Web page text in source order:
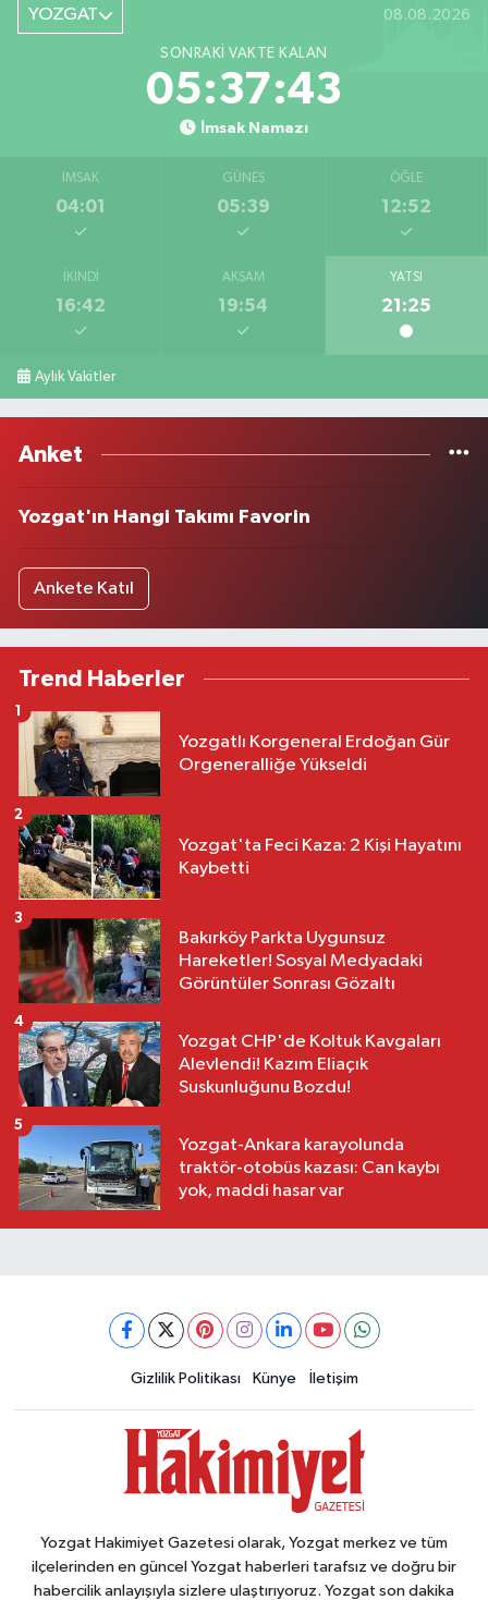
YOZGAT 08.08.2026
SONRAKI VAKTE KALAN
05:37:43
İmsak Namazı
İMSAK
04:01
GÜNEŞ
05:39
ÖĞLE
12:52
İKINDI
16:42
AKŞAM
19:54
YATSI
21:25
Aylık Vakitler
Anket
Yozgat'ın Hangi Takımı Favorin
Ankete Katıl
Trend Haberler
Yozgatlı Korgeneral Erdoğan Gür
Orgeneralliğe Yükseldi
1
Yozgat'ta Feci Kaza: 2 Kişi Hayatını
Kaybetti
2
Bakırköy Parkta Uygunsuz
Hareketler! Sosyal Medyadaki
Görüntüler Sonrası Gözaltı
3
Yozgat CHP'de Koltuk Kavgaları
Alevlendi! Kazım Eliaçık
Suskunluğunu Bozdu!
4
Yozgat-Ankara karayolunda
traktör-otobüs kazası: Can kaybı
yok, maddi hasar var
5
Gizlilik Politikası Künye İletişim
Yozgat Hakimiyet Gazetesi olarak, Yozgat merkez ve tüm
ilçelerinden en güncel Yozgat haberleri tarafsız ve doğru bir
habercilik anlayışıyla sizlere ulaştırıyoruz. Yozgat son dakika